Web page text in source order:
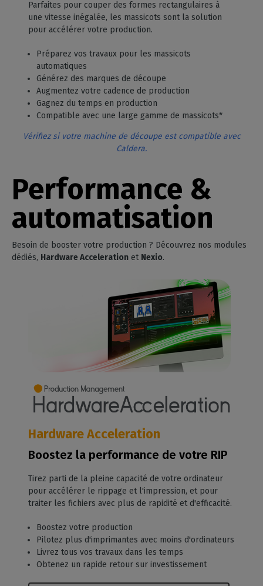
Parfaites pour couper des formes rectangulaires à
une vitesse inégalée, les massicots sont la solution
pour accélérer votre production.
Préparez vos travaux pour les massicots
automatiques
Générez des marques de découpe
Augmentez votre cadence de production
Gagnez du temps en production
Compatible avec une large gamme de massicots*
Vérifiez si votre machine de découpe est compatible avec
Caldera.
Performance &
automatisation
Besoin de booster votre production ? Découvrez nos modules
dédiés, Hardware Acceleration et Nexio.
Hardware Acceleration
Boostez la performance de votre RIP
Tirez parti de la pleine capacité de votre ordinateur
pour accélérer le rippage et l'impression, et pour
traiter les fichiers avec plus de rapidité et d'efficacité.
Boostez votre production
Pilotez plus d'imprimantes avec moins d'ordinateurs
Livrez tous vos travaux dans les temps
Obtenez un rapide retour sur investissement